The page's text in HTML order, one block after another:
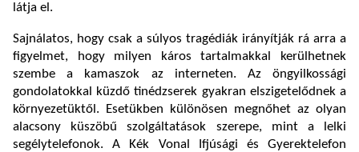
látja el.
Sajnálatos, hogy csak a súlyos tragédiák irányítják rá arra a
figyelmet, hogy milyen káros tartalmakkal kerülhetnek
szembe a kamaszok az interneten. Az öngyilkossági
gondolatokkal küzdő tinédzserek gyakran elszigetelődnek a
környezetüktől. Esetükben különösen megnőhet az olyan
alacsony küszöbű szolgáltatások szerepe, mint a lelki
segélytelefonok. A Kék Vonal Ifjúsági és Gyerektelefon